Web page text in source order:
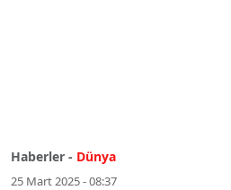
Haberler - Dünya
25 Mart 2025 - 08:37